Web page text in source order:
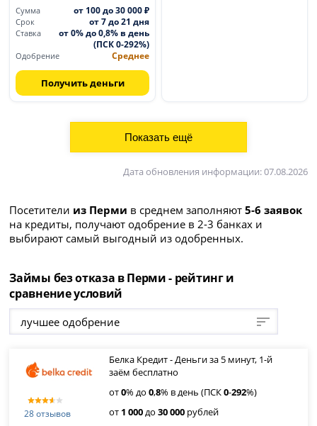
Сумма
от 100 до 30 000 ₽
Срок от 7 до 21 дня
Ставка
от 0% до 0,8% в день
(ПСК 0-292%)
Одобрение Среднее
Получить деньги
Дата обновления информации: 07.08.2026
Посетители из Перми в среднем заполняют5-6 заявок
на кредиты, получают одобрение в 2-3 банках и
выбирают самый выгодный из одобренных.
Займы без отказа в Перми - рейтинг и
сравнение условий
лучшее одобрение
28 отзывов
Белка Кредит - Деньги за 5 минут, 1-й
заём бесплатно
от0% до0,8% в день (ПСК0-292%)
от 1 000до30 000 рублей